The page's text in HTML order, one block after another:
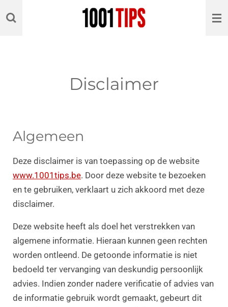
Ga
direct
Disclaimer
Algemeen
Deze disclaimer is van toepassing op de website
www.1001tips.be. Door deze website te bezoeken
en te gebruiken, verklaart u zich akkoord met deze
disclaimer.
Deze website heeft als doel het verstrekken van
algemene informatie. Hieraan kunnen geen rechten
worden ontleend. De getoonde informatie is niet
bedoeld ter vervanging van deskundig persoonlijk
advies. Indien zonder nadere verificatie of advies van
de informatie gebruik wordt gemaakt, gebeurt dit